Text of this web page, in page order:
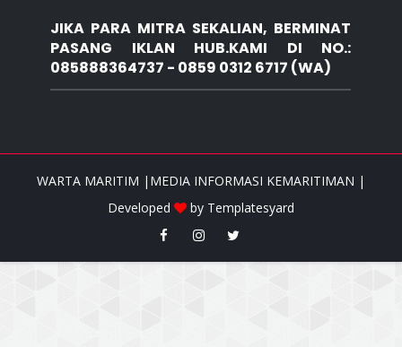
JIKA PARA MITRA SEKALIAN, BERMINAT
PASANG IKLAN HUB.KAMI DI NO.:
085888364737 - 0859 0312 6717 (WA)
WARTA MARITIM |MEDIA INFORMASI KEMARITIMAN |
Developed
by Templatesyard